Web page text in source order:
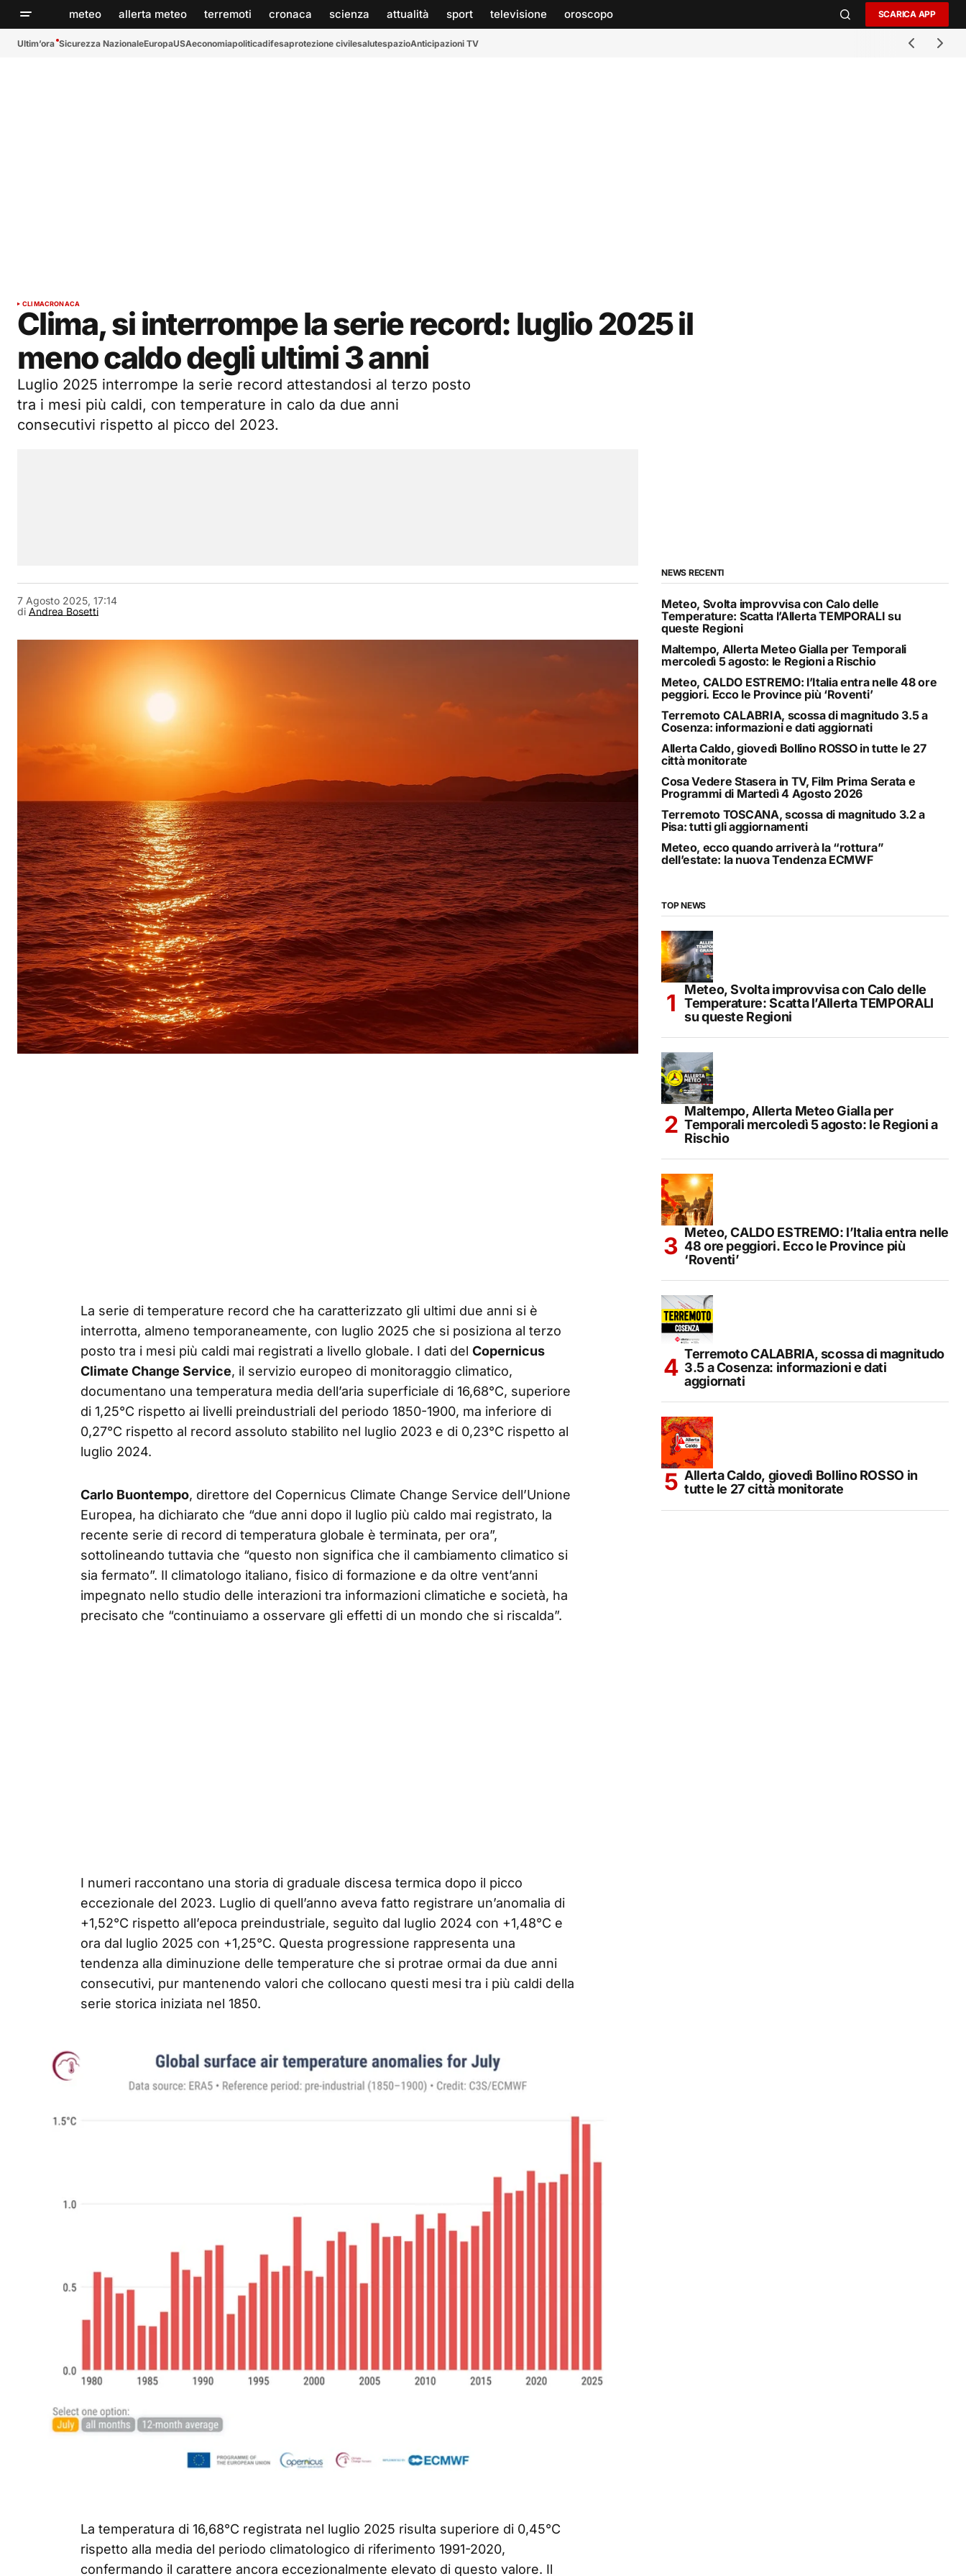
meteo allerta meteo terremoti cronaca scienza attualità sport televisione oroscopo SCARICA APP
Ultim’ora Sicurezza NazionaleEuropaUSAeconomiapoliticadifesaprotezione civilesalutespazioAnticipazioni TV
CLIMACRONACA
Clima, si interrompe la serie record: luglio 2025 il
meno caldo degli ultimi 3 anni
Luglio 2025 interrompe la serie record attestandosi al terzo posto
tra i mesi più caldi, con temperature in calo da due anni
consecutivi rispetto al picco del 2023.
di Andrea Bosetti
7 Agosto 2025, 17:14
La serie di temperature record che ha caratterizzato gli ultimi due anni si è
interrotta, almeno temporaneamente, con luglio 2025 che si posiziona al terzo
posto tra i mesi più caldi mai registrati a livello globale. I dati del Copernicus
Climate Change Service, il servizio europeo di monitoraggio climatico,
documentano una temperatura media dell’aria superficiale di 16,68°C, superiore
di 1,25°C rispetto ai livelli preindustriali del periodo 1850-1900, ma inferiore di
0,27°C rispetto al record assoluto stabilito nel luglio 2023 e di 0,23°C rispetto al
luglio 2024.
Carlo Buontempo, direttore del Copernicus Climate Change Service dell’Unione
Europea, ha dichiarato che “due anni dopo il luglio più caldo mai registrato, la
recente serie di record di temperatura globale è terminata, per ora”,
sottolineando tuttavia che “questo non significa che il cambiamento climatico si
sia fermato”. Il climatologo italiano, fisico di formazione e da oltre vent’anni
impegnato nello studio delle interazioni tra informazioni climatiche e società, ha
precisato che “continuiamo a osservare gli effetti di un mondo che si riscalda”.
I numeri raccontano una storia di graduale discesa termica dopo il picco
eccezionale del 2023. Luglio di quell’anno aveva fatto registrare un’anomalia di
+1,52°C rispetto all’epoca preindustriale, seguìto dal luglio 2024 con +1,48°C e
ora dal luglio 2025 con +1,25°C. Questa progressione rappresenta una
tendenza alla diminuzione delle temperature che si protrae ormai da due anni
consecutivi, pur mantenendo valori che collocano questi mesi tra i più caldi della
serie storica iniziata nel 1850.
La temperatura di 16,68°C registrata nel luglio 2025 risulta superiore di 0,45°C
rispetto alla media del periodo climatologico di riferimento 1991-2020,
confermando il carattere ancora eccezionalmente elevato di questo valore. Il
NEWS RECENTI
Meteo, Svolta improvvisa con Calo delle
Temperature: Scatta l’Allerta TEMPORALI su
queste Regioni
Maltempo, Allerta Meteo Gialla per Temporali
mercoledì 5 agosto: le Regioni a Rischio
Meteo, CALDO ESTREMO: l’Italia entra nelle 48 ore
peggiori. Ecco le Province più ‘Roventi’
Terremoto CALABRIA, scossa di magnitudo 3.5 a
Cosenza: informazioni e dati aggiornati
Allerta Caldo, giovedì Bollino ROSSO in tutte le 27
città monitorate
Cosa Vedere Stasera in TV, Film Prima Serata e
Programmi di Martedì 4 Agosto 2026
Terremoto TOSCANA, scossa di magnitudo 3.2 a
Pisa: tutti gli aggiornamenti
Meteo, ecco quando arriverà la “rottura”
dell’estate: la nuova Tendenza ECMWF
TOP NEWS
Meteo, Svolta improvvisa con Calo delle
Temperature: Scatta l’Allerta TEMPORALI
su queste Regioni
Maltempo, Allerta Meteo Gialla per
Temporali mercoledì 5 agosto: le Regioni a
Rischio
Meteo, CALDO ESTREMO: l’Italia entra nelle
48 ore peggiori. Ecco le Province più
‘Roventi’
Terremoto CALABRIA, scossa di magnitudo
3.5 a Cosenza: informazioni e dati
aggiornati
Allerta Caldo, giovedì Bollino ROSSO in
tutte le 27 città monitorate